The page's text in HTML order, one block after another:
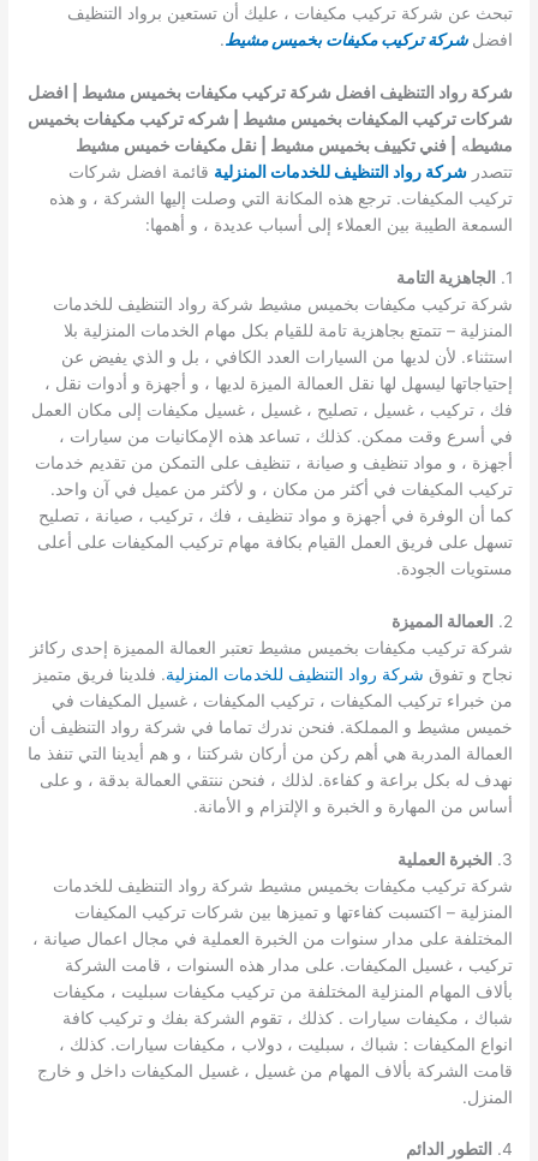
تبحث عن شركة تركيب مكيفات ، عليك أن تستعين برواد التنظيف
افضلشركة تركيب مكيفات بخميس مشيط.
شركة رواد التنظيف افضل شركة تركيب مكيفات بخميس مشيط | افضل
شركات تركيب المكيفات بخميس مشيط | شركه تركيب مكيفات بخميس
مشيطه
| فني تكييف بخميس مشيط | نقل مكيفات خميس مشيط
تتصدرشركة رواد التنظيف للخدمات المنزلية قائمة افضل شركات
تركيب المكيفات. ترجع هذه المكانة التي وصلت إليها الشركة ، و هذه
السمعة الطيبة بين العملاء إلى أسباب عديدة ، و أهمها:
1.
الجاهزية التامة
شركة تركيب مكيفات بخميس مشيط شركة رواد التنظيف للخدمات
المنزلية – تتمتع بجاهزية تامة للقيام بكل مهام الخدمات المنزلية بلا
استثناء. لأن لديها من السيارات العدد الكافي ، بل و الذي يفيض عن
إحتياجاتها ليسهل لها نقل العمالة الميزة لديها ، و أجهزة و أدوات نقل ،
فك ، تركيب ، غسيل ، تصليح ، غسيل ، غسيل مكيفات إلى مكان العمل
في أسرع وقت ممكن. كذلك ، تساعد هذه الإمكانيات من سيارات ،
أجهزة ، و مواد تنظيف و صيانة ، تنظيف على التمكن من تقديم خدمات
تركيب المكيفات في أكثر من مكان ، و لأكثر من عميل في آن واحد.
كما أن الوفرة في أجهزة و مواد تنظيف ، فك ، تركيب ، صيانة ، تصليح
تسهل على فريق العمل القيام بكافة مهام تركيب المكيفات على أعلى
مستويات الجودة.
2.
العمالة المميزة
شركة تركيب مكيفات بخميس مشيط تعتبر العمالة المميزة إحدى ركائز
نجاح و تفوق شركة رواد التنظيف للخدمات المنزلية. فلدينا فريق متميز
من خبراء تركيب المكيفات ، تركيب المكيفات ، غسيل المكيفات في
خميس مشيط و المملكة. فنحن ندرك تماما في شركة رواد التنظيف أن
العمالة المدربة هي أهم ركن من أركان شركتنا ، و هم أيدينا التي تنفذ ما
نهدف له بكل براعة و كفاءة. لذلك ، فنحن ننتقي العمالة بدقة ، و على
أساس من المهارة و الخبرة و الإلتزام و الأمانة.
3.
الخبرة العملية
شركة تركيب مكيفات بخميس مشيط شركة رواد التنظيف للخدمات
المنزلية – اكتسبت كفاءتها و تميزها بين شركات تركيب المكيفات
المختلفة على مدار سنوات من الخبرة العملية في مجال اعمال صيانة ،
تركيب ، غسيل المكيفات. على مدار هذه السنوات ، قامت الشركة
بألاف المهام المنزلية المختلفة من تركيب مكيفات سبليت ، مكيفات
شباك ، مكيفات سيارات . كذلك ، تقوم الشركة بفك و تركيب كافة
انواع المكيفات : شباك ، سبليت ، دولاب ، مكيفات سيارات. كذلك ،
قامت الشركة بألاف المهام من غسيل ، غسيل المكيفات داخل و خارج
المنزل.
4.
التطور الدائم